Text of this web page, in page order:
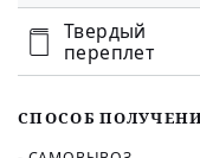
Твердый
переплет
СПОСОБ